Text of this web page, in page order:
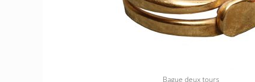
Bague deux tours